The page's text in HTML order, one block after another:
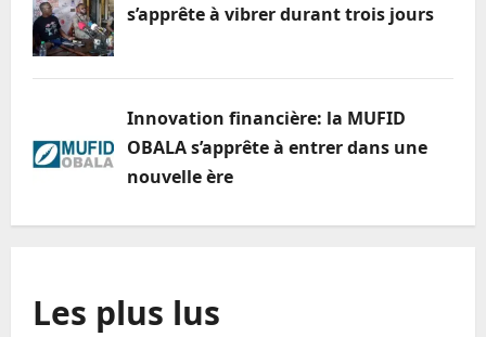
s’apprête à vibrer durant trois jours
Innovation financière: la MUFID
OBALA s’apprête à entrer dans une
nouvelle ère
Les plus lus